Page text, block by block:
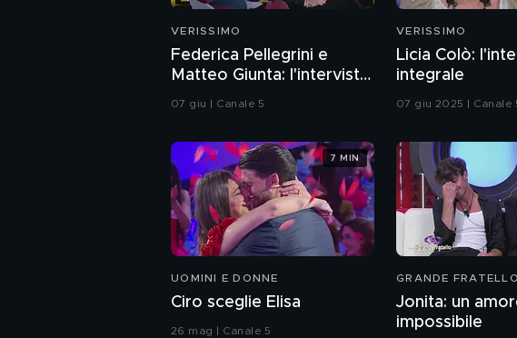
VERISSIMO
Federica Pellegrini e
Matteo Giunta: l'intervista
integrale
07 giu | Canale 5
VERISSIMO
Licia Colò:
integrale
07 giu 2025 | Canale
UOMINI E DONNE
Ciro sceglie Elisa
26 mag | Canale 5
7 MIN
GRANDE FRATELLO
Jonita: un
impossibile